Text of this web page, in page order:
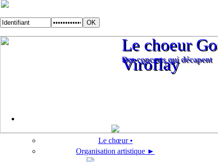
Des concerts qui décapent
Le choeur
Viroflay
Des concerts qui décapent
Le choeur
Viroflay
Le chœur •
Organisation artistique ►